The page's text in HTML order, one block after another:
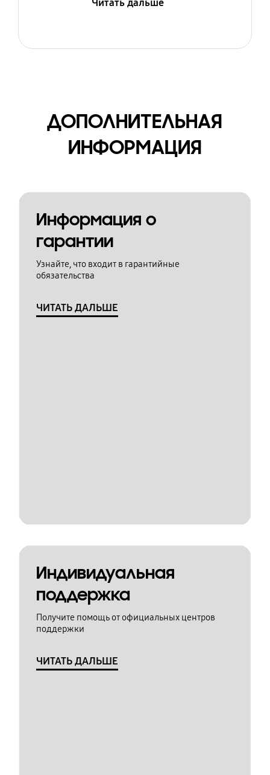
Читать дальше
ДОПОЛНИТЕЛЬНАЯ
ИНФОРМАЦИЯ
Информация о
гарантии
Узнайте, что входит в гарантийные
обязательства
ЧИТАТЬ ДАЛЬШЕ
Индивидуальная
поддержка
Получите помощь от официальных центров
поддержки
ЧИТАТЬ ДАЛЬШЕ